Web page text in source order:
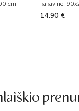
cm
kakavinė,
14.90 €